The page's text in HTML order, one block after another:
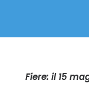
Fiere: il 15